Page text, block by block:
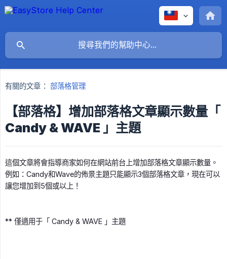
有關的文章： 部落格管理
【部落格】增加部落格文章顯示數量「
Candy & WAVE 」主題
這個文章將會指導商家如何在網站前台上增加部落格文章顯示數量。
例如：Candy和Wave的佈景主題只能顯示3個部落格文章，現在可以
讓您增加到5個或以上！
** 僅適用于「 Candy & WAVE 」主題